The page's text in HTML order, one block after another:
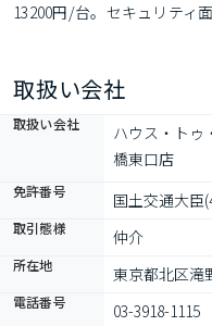
13200円/台。セキュリティ
荷物を配達してもらえて便利
取扱い会社
取扱い会社
ハウス・トゥ
橋東口店
免許番号 国土交通大臣
取引態様 仲介
所在地 東京都北区滝
電話番号 03-3918-1115